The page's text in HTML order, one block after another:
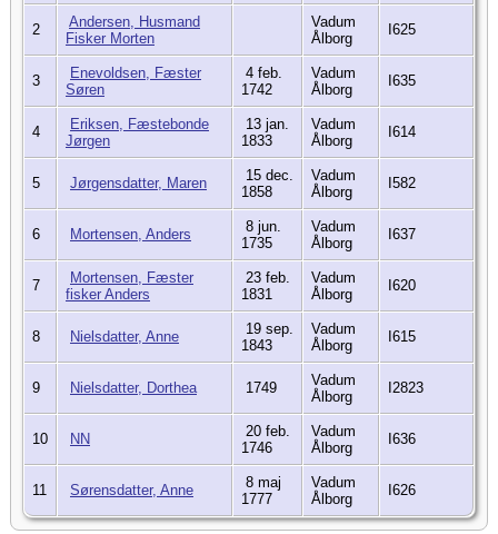
2
Andersen, Husmand
Fisker Morten
Vadum
Ålborg
I625
3
Enevoldsen, Fæster
Søren
4 feb.
1742
Vadum
Ålborg
I635
4
Eriksen, Fæstebonde
Jørgen
13 jan.
1833
Vadum
Ålborg
I614
5 Jørgensdatter, Maren
15 dec.
1858
Vadum
Ålborg
I582
6 Mortensen, Anders
8 jun.
1735
Vadum
Ålborg
I637
7
Mortensen, Fæster
fisker Anders
23 feb.
1831
Vadum
Ålborg
I620
8 Nielsdatter, Anne
19 sep.
1843
Vadum
Ålborg
I615
9 Nielsdatter, Dorthea 1749
Vadum
Ålborg
I2823
10 NN
20 feb.
1746
Vadum
Ålborg
I636
11 Sørensdatter, Anne
8 maj
1777
Vadum
Ålborg
I626